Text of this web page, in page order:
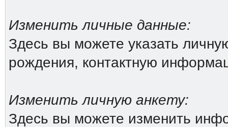
Изменить личные данные:
Здесь вы можете указать
рождения, контактную
Изменить личную анкету:
Здесь вы можете изменить